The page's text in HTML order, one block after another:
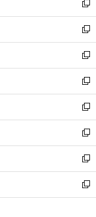
ド
ウ
で
開
く
ィ
ン
ド
ウ
で
開
く
い
ウ
ィ
ン
ド
ウ
で
開
く
新
し
い
ウ
ィ
ン
ド
ウ
で
開
く
新
し
い
ウ
ィ
ン
ド
ウ
で
開
く
新
し
い
ウ
ィ
ン
ド
ウ
で
開
く
新
し
い
ウ
ィ
ン
ド
ウ
で
開
新
し
い
ウ
ィ
ン
ド
ウ
新
し
い
ウ
ィ
ン
新
し
い
ウ
新
し